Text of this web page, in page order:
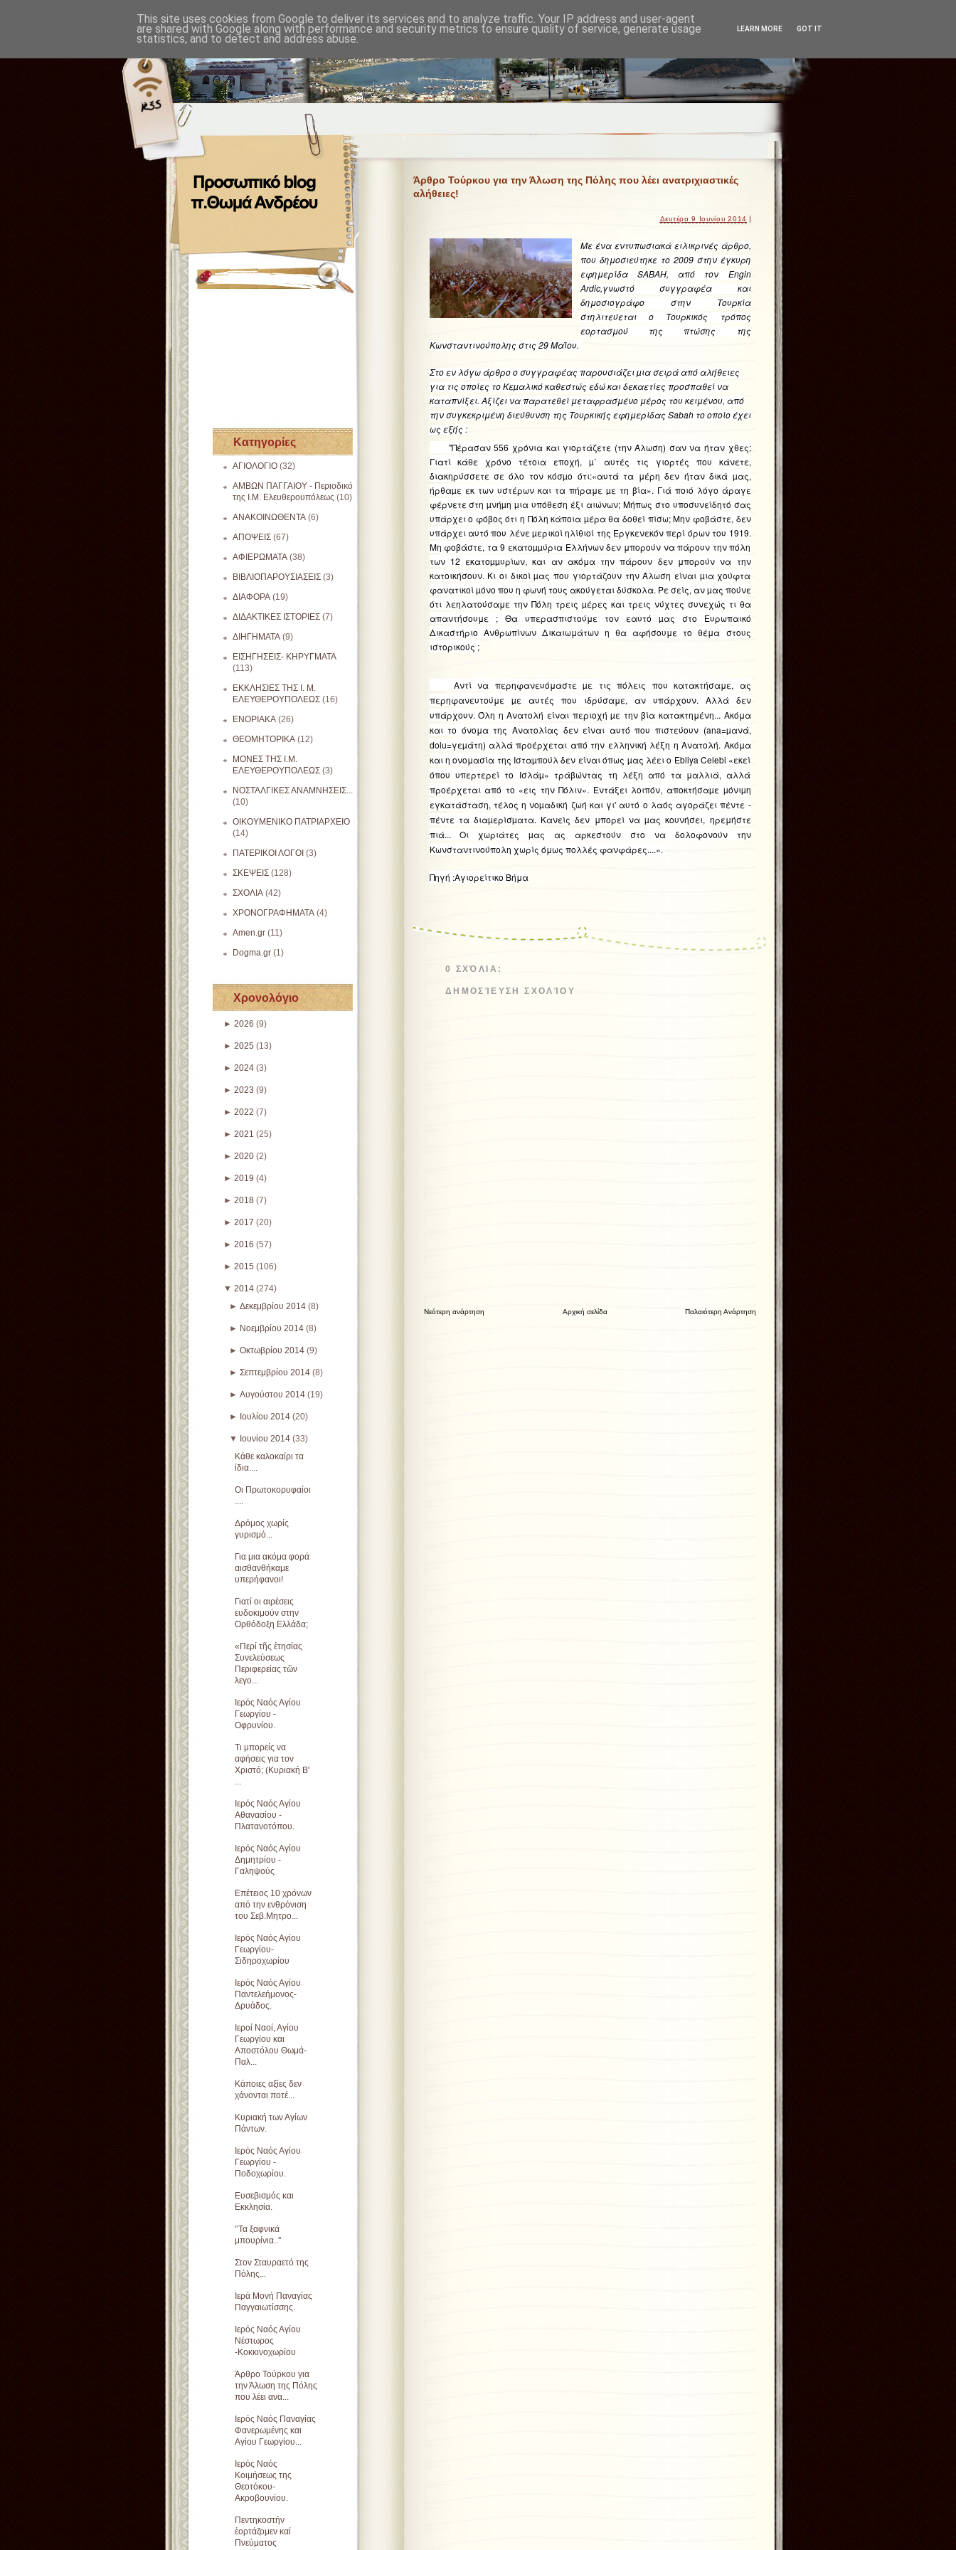
Κατηγορίες
ΑΓΙΟΛΟΓΙΟ (32)
ΑΜΒΩΝ ΠΑΓΓΑΙΟΥ - Περιοδικό
της Ι.Μ. Ελευθερουπόλεως (10)
ΑΝΑΚΟΙΝΩΘΕΝΤΑ (6)
ΑΠΟΨΕΙΣ (67)
ΑΦΙΕΡΩΜΑΤΑ (38)
ΒΙΒΛΙΟΠΑΡΟΥΣΙΑΣΕΙΣ (3)
ΔΙΑΦΟΡΑ (19)
ΔΙΔΑΚΤΙΚΕΣ ΙΣΤΟΡΙΕΣ (7)
ΔΙΗΓΗΜΑΤΑ (9)
ΕΙΣΗΓΗΣΕΙΣ- ΚΗΡΥΓΜΑΤΑ
(113)
ΕΚΚΛΗΣΙΕΣ ΤΗΣ Ι. Μ.
ΕΛΕΥΘΕΡΟΥΠΟΛΕΩΣ (16)
ΕΝΟΡΙΑΚΑ (26)
ΘΕΟΜΗΤΟΡΙΚΑ (12)
ΜΟΝΕΣ ΤΗΣ Ι.Μ.
ΕΛΕΥΘΕΡΟΥΠΟΛΕΩΣ (3)
ΝΟΣΤΑΛΓΙΚΕΣ ΑΝΑΜΝΗΣΕΙΣ...
(10)
ΟΙΚΟΥΜΕΝΙΚΟ ΠΑΤΡΙΑΡΧΕΙΟ
(14)
ΠΑΤΕΡΙΚΟΙ ΛΟΓΟΙ (3)
ΣΚΕΨΕΙΣ (128)
ΣΧΟΛΙΑ (42)
ΧΡΟΝΟΓΡΑΦΗΜΑΤΑ (4)
Amen.gr (11)
Dogma.gr (1)
Χρονολόγιο
► 2026 (9)
► 2025 (13)
► 2024 (3)
► 2023 (9)
► 2022 (7)
► 2021 (25)
► 2020 (2)
► 2019 (4)
► 2018 (7)
► 2017 (20)
► 2016 (57)
► 2015 (106)
▼ 2014 (274)
► Δεκεμβρίου 2014 (8)
► Νοεμβρίου 2014 (8)
► Οκτωβρίου 2014 (9)
► Σεπτεμβρίου 2014 (8)
► Αυγούστου 2014 (19)
► Ιουλίου 2014 (20)
▼ Ιουνίου 2014 (33)
Κάθε καλοκαίρι τα
ίδια....
Οι Πρωτοκορυφαίοι
....
Δρόμος χωρίς
γυρισμό...
Για μια ακόμα φορά
αισθανθήκαμε
υπερήφανοι!
Γιατί οι αιρέσεις
ευδοκιμούν στην
Ορθόδοξη Ελλάδα;
«Περί τῆς ἐτησίας
Συνελεύσεως
Περιφερείας τῶν
λεγο...
Ιερός Ναός Αγίου
Γεωργίου -
Οφρυνίου.
Τι μπορείς να
αφήσεις για τον
Χριστό; (Κυριακή Β'
...
Ιερός Ναός Αγίου
Αθανασίου -
Πλατανοτόπου.
Ιερός Ναός Αγίου
Δημητρίου -
Γαληψούς
Επέτειος 10 χρόνων
από την ενθρόνιση
του Σεβ.Μητρο...
Ιερός Ναός Αγίου
Γεωργίου-
Σιδηροχωρίου
Ιερός Ναός Αγίου
Παντελεήμονος-
Δρυάδος.
Ιεροί Ναοί, Αγίου
Γεωργίου και
Αποστόλου Θωμά-
Παλ...
Κάποιες αξίες δεν
χάνονται ποτέ...
Κυριακή των Αγίων
Πάντων.
Ιερός Ναός Αγίου
Γεωργίου -
Ποδοχωρίου.
Ευσεβισμός και
Εκκλησία.
'’Τα ξαφνικά
μπουρίνια..''
Στον Σταυραετό της
Πόλης...
Iερά Μονή Παναγίας
Παγγαιωτίσσης.
Ιερός Ναός Αγίου
Νέστωρος
-Κοκκινοχωρίου
Άρθρο Τούρκου για
την Άλωση της Πόλης
που λέει ανα...
Ιερός Ναός Παναγίας
Φανερωμένης και
Αγίου Γεωργίου...
Ιερός Ναός
Κοιμήσεως της
Θεοτόκου-
Ακροβουνίου.
Πεντηκοστήν
ἑορτάζομεν καί
Πνεύματος
Άρθρο Τούρκου για την Άλωση της Πόλης που λέει ανατριχιαστικές
αλήθειες!
Δευτέρα 9 Ιουνίου 2014 |
Με ένα εντυπωσιακά ειλικρινές άρθρο,
που δημοσιεύτηκε το 2009 στην έγκυρη
εφημερίδα SABAH, από τον Engin
Ardic,γνωστό συγγραφέα και
δημοσιογράφο στην Τουρκία
στηλιτεύεται ο Τουρκικός τρόπος
εορτασμού της πτώσης της
Κωνσταντινούπολης στις 29Μαΐου.
Στο εν λόγω άρθρο ο συγγραφέας παρουσιάζει µια σειρά από αλήθειες
για τις οποίες το Κεµαλικό καθεστώς εδώ και δεκαετίες προσπαθεί να
καταπνίξει. Αξίζει να παρατεθεί μεταφρασμένο μέρος του κειμένου, από
την συγκεκριμένη διεύθυνση της Τουρκικής εφημερίδας Sabah το οποίο έχει
ως εξής :
"Πέρασαν 556 χρόνια και γιορτάζετε (την Άλωση) σαν να ήταν χθες;
Γιατί κάθε χρόνο τέτοια εποχή,
µ΄ αυτές τις γιορτές που κάνετε,
διακηρύσσετε σε όλο τον κόσµο ότι:«αυτά τα μέρη δεν ήταν δικά µας,
ήρθαµε εκ των υστέρων και τα πήραμε µε τη βία». Γιά ποιό λόγο άραγε
φέρνετε στη µνήµη µια υπόθεση έξι αιώνων; Μήπως στο υποσυνείδητό σας
υπάρχει ο φόβος ότι η Πόλη κάποια µέρα θα δοθεί πίσω; Μην φοβάστε, δεν
υπάρχει αυτό που λένε µερικοί ηλίθιοί της Εργκενεκόν περί όρων του 1919.
Μη φοβάστε, τα 9 εκατοµµύρια Ελλήνων δεν μπορούν να πάρουν την πόλη
των 12 εκατοµµυρίων, και αν ακόμα την πάρουν δεν μπορούν να την
κατοικήσουν. Κι οι δικοί µας που γιορτάζουν την Άλωση είναι µια χούφτα
φανατικοί µόνο που η φωνή τους ακούγεται δύσκολα. Ρε σείς, αν µας πούνε
ότι λεηλατούσαμε την Πόλη τρεις µέρες και τρεις νύχτες συνεχώς τι θα
απαντήσουμε ; Θα υπερασπιστούμε τον εαυτό µας στο Ευρωπαικό
Δικαστήριο Ανθρωπίνων Δικαιωμάτων η θα αφήσουμε το θέμα στους
ιστορικούς ;
Αντί να περηφανευόμαστε µε τις πόλεις που κατακτήσαμε, ας
περηφανευτούμε µε αυτές που ιδρύσαμε, αν υπάρχουν. Αλλά δεν
υπάρχουν. Όλη η Ανατολή είναι περιοχή µε την βία κατακτημένη... Ακόμα
και το όνομα της Ανατολίας δεν είναι αυτό που πιστεύουν (ana=µανά,
dolu=γεµάτη) αλλά προέρχεται από την ελληνική λέξη η Ανατολή. Ακόμα
και η ονομασία της Ισταµπούλ δεν είναι όπως µας λέει ο Ebliya Celebi «εκεί
όπου υπερτερεί το Ισλάµ» τράβώντας τη λέξη από τα μαλλιά, αλλά
προέρχεται από το «εις την Πόλιν». Εντάξει λοιπόν, αποκτήσαµε µόνιµη
εγκατάσταση, τέλος η νοµαδική ζωή και γι' αυτό ο λαός αγοράζει πέντε -
πέντε τα διαµερίσµατα. Κανείς δεν μπορεί να µας κουνήσει, ηρεμήστε
πιά... Οι χωριάτες µας ας αρκεστούν στο να δολοφονούν την
Κωνσταντινούπολη χωρίς όμως πολλές φανφάρες....».
Πηγή :Αγιορείτικο Βήμα
0 ΣΧΌΛΙΑ:
ΔΗΜΟΣΊΕΥΣΗ ΣΧΟΛΊΟΥ
Νεότερη ανάρτηση Παλαιότερη Ανάρτηση
Αρχική σελίδα
This site uses cookies from Google to deliver its services and to analyze traffic. Your IP address and user-agent
are shared with Google along with performance and security metrics to ensure quality of service, generate usage
statistics, and to detect and address abuse.
LEARN MORE GOT IT